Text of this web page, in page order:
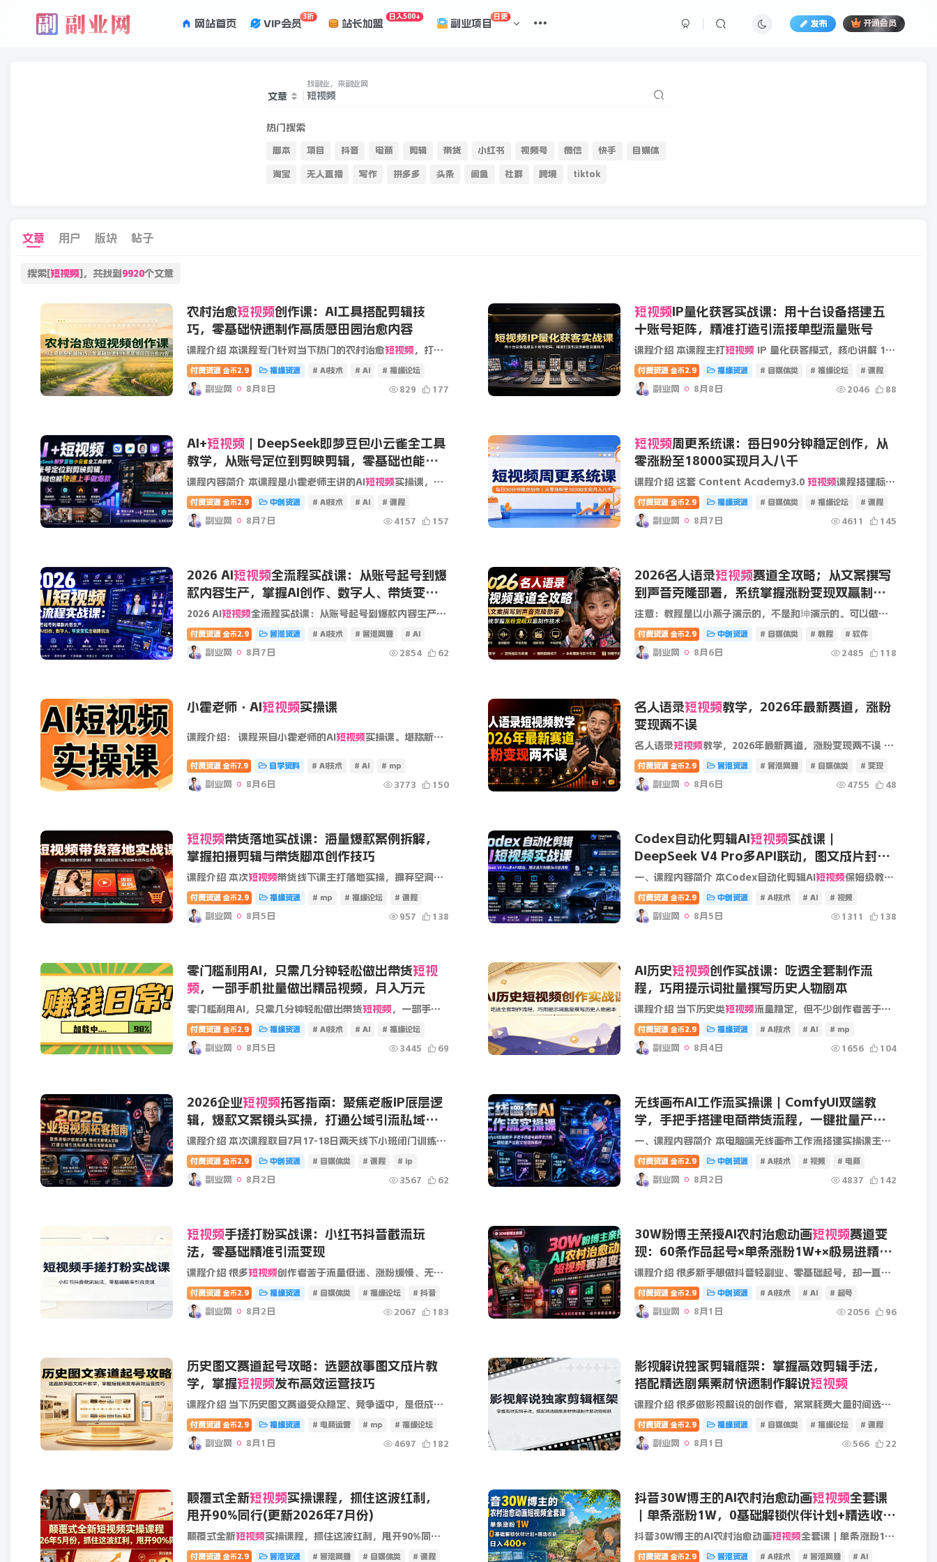
网站首页 VIP会员
3折
站长加盟
日入500+
副业项目
日更
发布 开通会员
文章
找副业，来副业网
热门搜索
脚本 项目 抖音 电商 剪辑 带货 小红书 视频号 微信 快手 自媒体
淘宝 无人直播 写作 拼多多 头条 闲鱼 社群 跨境 tiktok
文章 用户 版块 帖子
搜索[短视频]，共找到 9920个文章
农村治愈短视频创作课：AI工具搭配剪辑技
巧，零基础快速制作高质感田园治愈内容
课程介绍 本课程专门针对当下热门的农村治愈短视频，打造从素材生成、AI 制作、后期剪辑到平台发布的完整教学体系。课程讲解即梦、豆包两款主流 AI 工具的详细使用方法，附带可用网页链接，教授...
付费资源 金币 2.9 福缘资源 # AI技术 # AI # 福缘论坛
副业网 8月8日 829 177
短视频 IP量化获客实战课：用十台设备搭建五
十账号矩阵，精准打造引流接单型流量账号
课程介绍 本课程主打短视频 IP 量化获客模式，核心讲解 10 台设备搭建 50 个账号的矩阵落地方案，区分普通粉丝号与高价值接单账号，找准商业引流定位。课程详细讲解一机一号一网络、手机五清等...
付费资源 金币 2.9 福缘资源 # 自媒体类 # 福缘论坛 # 课程
副业网 8月8日 2046 88
AI+短视频 ｜DeepSeek即梦豆包小云雀全工具
教学，从账号定位到剪映剪辑，零基础也能快
速上手做爆款
课程内容简介 本课程是小霍老师主讲的AI 短视频实操课，是一套专为短视频新手打造的“全能工具箱”式系统教程。课程从账号定位、打标签、养号运营等底层逻辑讲起，系统拆解剪映全套剪辑功能，零...
付费资源 金币 2.9 中创资源 # AI技术 # AI # 课程
副业网 8月7日 4157 157
短视频周更系统课：每日90分钟稳定创作，从
零涨粉至18000实现月入八千
课程介绍 这套 Content Academy3.0 短视频课程搭建标准化周更创作体系，每天仅需 90 分钟，循序渐进带领学员从零起步涨粉变现。课程分为四周主线学习，第一周完成首批 7 条视频落地；第二周深耕...
付费资源 金币 2.9 福缘资源 # 自媒体类 # 福缘论坛 # 课程
副业网 8月7日 4611 145
2026 AI 短视频全流程实战课：从账号起号到爆
款内容生产，掌握AI创作、数字人、带货变现
全链路玩法
2026 AI 短视频全流程实战课：从账号起号到爆款内容生产，掌握AI创作、数字人、带货变现全链路玩法 课程介绍： 这是一套专为短视频新手打造的AI短视频商业实操课程，从账号基础搭建、内容定位、...
付费资源 金币 2.9 冒泡资源 # AI技术 # 冒泡网赚 # AI
副业网 8月7日 2854 62
2026名人语录短视频赛道全攻略；从文案撰写
到声音克隆部署，系统掌握涨粉变现双赢制作
技术
注意：教程是以小燕子演示的，不是和珅演示的。可以做和珅语录或者其他语录 声音克隆需要电脑，手机无法操作。大家可以参考学习 课程目录 1.文案教学 2.如何提取纯净人物音频 3.音频处理 4.视频...
付费资源 金币 2.9 中创资源 # 自媒体类 # 教程 # 软件
副业网 8月6日 2485 118
小霍老师·AI 短视频实操课
课程介绍： 课程来自小霍老师的AI短视频实操课。堪称新手入局短视频的“全能工具箱”！从账号定位、打标签、养号运营等底层逻辑讲起，系统拆解剪映全套功能，零基础也能快速上手。课程深度融合D...
付费资源 金币 7.9 自学资料 # AI技术 # AI # mp
副业网 8月6日 3773 150
名人语录短视频教学，2026年最新赛道，涨粉
变现两不误
名人语录短视频教学，2026年最新赛道，涨粉变现两不误 注意：教程是以小燕子演示的，不是和珅演示的。可以做和珅语录或者其他语录 声音克隆需要电脑，手机无法操作。大家可以参考学习 课程目录 ...
付费资源 金币 2.9 冒泡资源 # 冒泡网赚 # 自媒体类 # 变现
副业网 8月6日 4755 48
短视频带货落地实战课：海量爆款案例拆解，
掌握拍摄剪辑与带货脚本创作技巧
课程介绍 本次短视频带货线下课主打落地实操，摒弃空洞理论，配套大量美妆、美食、家居、服饰等各行各业真实爆款案例参考。课程系统讲解口播、混剪、一镜到底、沉浸式拍摄、轻剧情等主流创作形...
付费资源 金币 2.9 福缘资源 # mp # 福缘论坛 # 课程
副业网 8月5日 957 138
Codex自动化剪辑AI 短视频实战课｜
DeepSeek V4 Pro多API联动，图文成片封装
Skill全流程
一、课程内容简介 本Codex自动化剪辑AI 短视频保姆级教程，以DeepSeek V4 Pro模型为核心，完整讲解从品牌文案、画面提示词撰写，到封装本地Skill技能、调用云端图文API的全链路流程。课程实操文...
付费资源 金币 2.9 中创资源 # AI技术 # AI # 视频
副业网 8月5日 1311 138
零门槛利用AI，只需几分钟轻松做出带货短视
频，一部手机批量做出精品视频，月入万元
零门槛利用AI，只需几分钟轻松做出带货短视频，一部手机批量做出精品视频，月入万元 不需要剪辑技术，也可以操作 课程地址：
付费资源 金币 2.9 福缘资源 # AI技术 # AI # 福缘论坛
副业网 8月5日 3445 69
AI历史短视频创作实战课：吃透全套制作流
程，巧用提示词批量撰写历史人物剧本
课程介绍 当下历史类短视频流量稳定，但不少创作者苦于文案枯燥、脚本难写、画面制作效率低下，迟迟无法稳定更新作品。这套 AI 历史课程，完整讲解历史短视频从构思到成片的全流程操作，细致教...
付费资源 金币 2.9 福缘资源 # AI技术 # AI # mp
副业网 8月4日 1656 104
2026企业短视频拓客指南：聚焦老板IP底层逻
辑，爆款文案镜头实操，打通公域引流私域成
交完整获客链路
课程介绍 本次课程取自7月17-18日两天线下小班闭门训练营完整实况，合计四小时高清实录内容，复刻《2026老板IP全域获客实战营》全部实操干货。当下企业竞争早已变成老板个人影响力的比拼，同行...
付费资源 金币 2.9 中创资源 # 自媒体类 # 课程 # ip
副业网 8月2日 3567 62
无线画布AI工作流实操课｜ComfyUI双端教
学，手把手搭建电商带货流程，一键批量产出
图文短视频素材 一、课程内容简介 本电脑端无线画布工作流搭建实操课主打商业落地内容批量产出，零基础可跟随讲师完整搭建全套工作流。课程涵盖课程资料领取、ComfyUI手机与电脑端操作、无线画布调用ComfyUI流...
付费资源 金币 2.9 中创资源 # AI技术 # 视频 # 电商
副业网 8月2日 4837 142
短视频手搓打粉实战课：小红书抖音截流玩
法，零基础精准引流变现
课程介绍 很多短视频创作者苦于流量低迷、涨粉缓慢、无法变现，不懂低成本精准截流打粉的核心玩法。本套流打粉手搓打法课程，覆盖小红书、抖音两大主流平台，系统化拆解手搓打粉、流量截流、爆...
付费资源 金币 2.9 福缘资源 # 自媒体类 # 福缘论坛 # 抖音
副业网 8月2日 2067 183
30W粉博主亲授AI农村治愈动画短视频赛道变
现：60条作品起号×单条涨粉1W+×极易进精选
+伙伴计划，稳定收益×日入400+
课程介绍 很多新手想做抖音轻副业、零基础起号，却一直踩坑：实拍耗时费力、出镜门槛高、同质化严重、涨粉极慢、没有稳定收益。而AI农村治愈风动画是当下抖音极度稳健、极低内卷、高涨粉、高收...
付费资源 金币 2.9 中创资源 # AI技术 # AI # 起号
副业网 8月1日 2056 96
历史图文赛道起号攻略：选题故事图文成片教
学，掌握短视频发布高效运营技巧
课程介绍 当下历史图文赛道受众稳定、竞争适中，是低成本做 变现的优质赛道，不少新手却卡在不会选题、不会写故事、配图粗糙、播放低迷等难题上。本套课程为
付费资源 金币 2.9 福缘资源 # 电商运营 # mp # 福缘论坛
副业网 8月1日 4697 182
影视解说独家剪辑框架：掌握高效剪辑手法，
搭配精选剧集素材快速制作解说短视频
课程介绍 很多做影视解说的创作者，常常耗费大量时间选材，剪辑手法杂乱，产出内容平淡难以出圈。这套观影独家框架课程，聚焦影视解说核心创作环节，手把手讲解实用剪辑教程，梳理剪辑节奏、画...
付费资源 金币 2.9 福缘资源 # 自媒体类 # 福缘论坛 # 课程
副业网 8月1日 566 22
颠覆式全新短视频实操课程，抓住这波红利，
甩开90%同行(更新2026年7月份)
颠覆式全新短视频实操课程，抓住这波红利，甩开90%同行（更新2026年7月份） 26年最牛的短视频课程，流量在哪里，生意就在哪里！！！！不以增收为目的视频都是耍流氓 抓住这波红利，甩开90%同行...
付费资源 金币 2.9 冒泡资源 # 冒泡网赚 # 自媒体类 # 课程
抖音30W博主的AI农村治愈动画短视频全套课
｜单条涨粉1W，0基础解锁伙伴计划+精选收
益，日入400+
抖音30W博主的AI农村治愈动画短视频全套课｜单条涨粉1W，0基础解锁伙伴计划+精选收益，日入400+ 课程介绍 很多新手想做抖音轻副业、零基础起号，却一直踩坑：实拍耗时费力、出镜门槛高、同质化...
付费资源 金币 2.9 冒泡资源 # AI技术 # 冒泡网赚 # AI